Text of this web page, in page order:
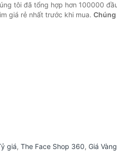
tôi đã tổng hợp hơn 100000
giá rẻ nhất trước khi mua.
giá, The Face Shop 360, Giá Vàng